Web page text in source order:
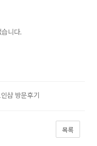
니다.
샵 방문후기
목록